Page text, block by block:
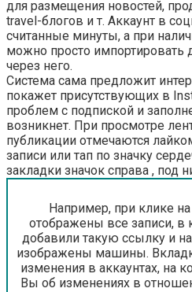
для размещения новостей,
travel-блогов и т. Аккаунт в
считанные минуты, а при
можно просто импортировать
через него.
Система сама предложит
покажет присутствующих в
проблем с подпиской и
возникнет. При просмотре
публикации отмечаются
записи или тап по значку
закладки значок справа , под
Например, при клике
отображены все записи, в
добавили такую ссылку и
изображены машины.
изменения в аккаунтах, на
Вы об изменениях в